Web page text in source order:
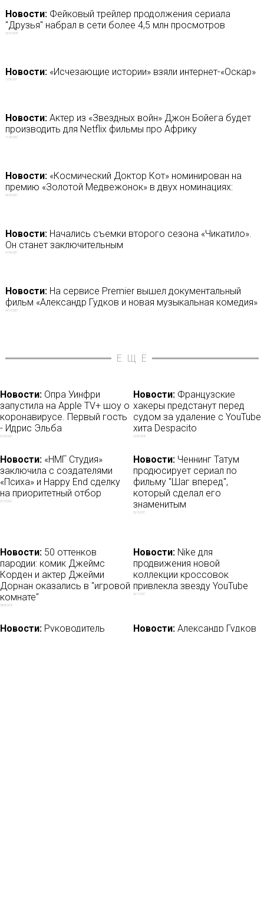
Новости:Фейковый трейлер продолжения сериала
"Друзья" набрал в сети более 4,5 млн просмотров
23/01/2018
Новости:«Исчезающие истории» взяли интернет-«Оскар»
19/05/2021
Новости:Актер из «Звездных войн» Джон Бойега будет
производить для Netflix фильмы про Африку
11/03/2020
Новости:«Космический Доктор Кот» номинирован на
премию «Золотой Медвежонок» в двух номинациях:
03/03/2021
Новости:Начались съемки второго сезона «Чикатило».
Он станет заключительным
21/06/2021
Новости:На сервисе Premier вышел документальный
фильм «Александр Гудков и новая музыкальная комедия»
09/12/2020
ЕЩЁ
Новости: Опра Уинфри
запустила на Apple TV+ шоу о
коронавирусе. Первый гость
- Идрис Эльба
22/03/2020
Новости: Французские
хакеры предстанут перед
судом за удаление с YouTube
хита Despacito
29/05/2018
Новости: «НМГ Студия»
заключила с создателями
«Психа» и Happy End сделку
на приоритетный отбор
27/09/2021
Новости: Ченнинг Татум
продюсирует сериал по
фильму "Шаг вперед",
который сделал его
знаменитым
20/12/2017
Новости: 50 оттенков
пародии: комик Джеймс
Корден и актер Джейми
Дорнан оказались в "игровой
комнате"
08/02/2018
Новости: Nike для
продвижения новой
коллекции кроссовок
привлекла звезду YouTube
26/11/2017
Новости: Руководитель
Новости: Александр Гудков